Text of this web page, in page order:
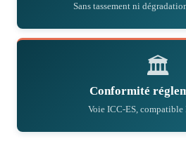
Sans tassement ni
🏛
Conformité
Voie ICC-ES, compatible